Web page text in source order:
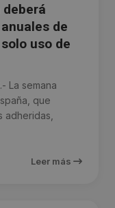
deberá
de
uso de
La semana
que
adheridas,
Leer más